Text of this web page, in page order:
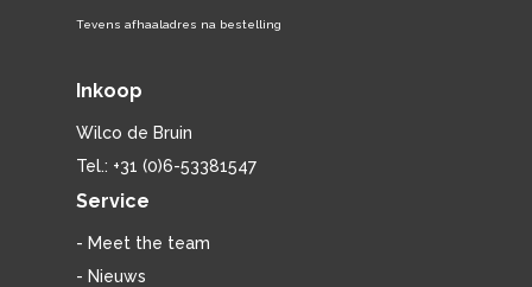
Tevens afhaaladres na bestelling
Inkoop
Wilco de Bruin
Tel.: +31 (0)6-53381547
Service
- Meet the team
- Nieuws